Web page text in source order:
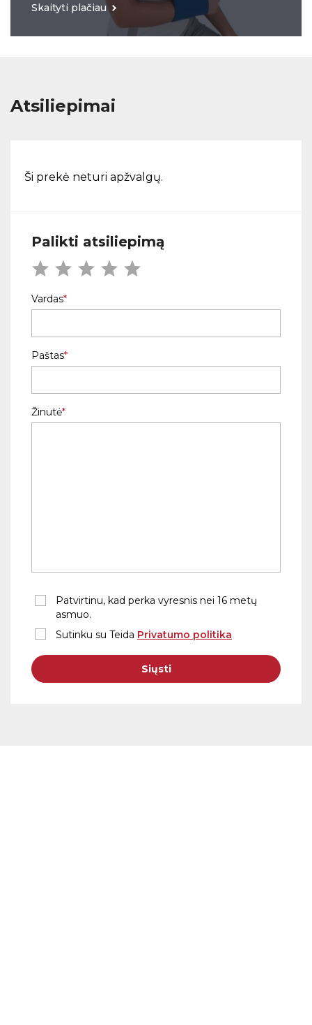
Skaityti plačiau
Atsiliepimai
Ši prekė neturi apžvalgų.
Palikti atsiliepimą
Vardas
Paštas
Žinutė
Patvirtinu, kad perka vyresnis nei 16 metų
asmuo.
Sutinku su Teida Privatumo politika